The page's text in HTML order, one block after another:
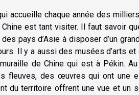
accueille chaque année des
est tant visiter. Il faut savoir
pays d’Asie à disposer d’un
Il y a aussi des musées d’arts
de Chine qui est à Pékin.
fleuves, des œuvres qui ont une
du territoire offrent une vue et un